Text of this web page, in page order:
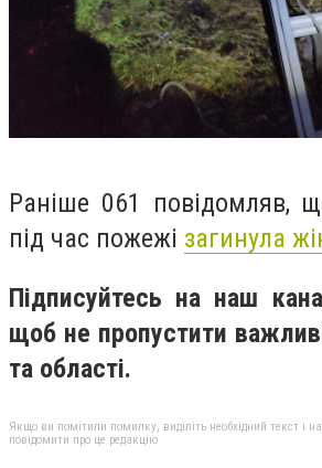
Раніше 061 повідомляв,
під час пожежі загинула
Підписуйтесь на наш
щоб не пропустити
та області.
Якщо ви помітили помилку, виділіть необхідний текст і
повідомити про це редакцію